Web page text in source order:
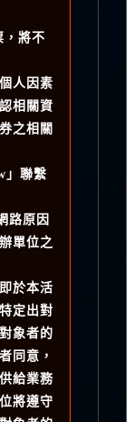
，將不
人因素
相關資
之相關
」聯繫
路原因
單位之
於本活
定出對
象者的
同意，
給業務
將遵守